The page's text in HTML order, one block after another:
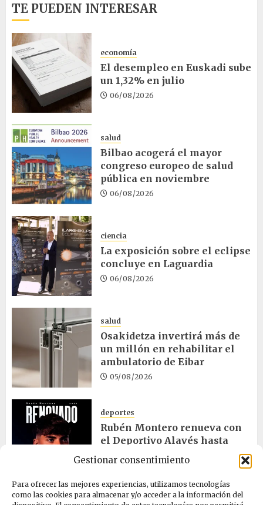
Gestionar consentimiento
Para ofrecer las mejores experiencias, utilizamos tecnologías
como las cookies para almacenar y/o acceder a la información del
TE PUEDEN INTERESAR
economía
El desempleo en Euskadi sube
un 1,32% en julio
06/08/2026
salud
Bilbao acogerá el mayor
congreso europeo de salud
pública en noviembre
06/08/2026
ciencia
La exposición sobre el eclipse
concluye en Laguardia
06/08/2026
salud
Osakidetza invertirá más de
un millón en rehabilitar el
ambulatorio de Eibar
05/08/2026
deportes
Rubén Montero renueva con
el Deportivo Alavés hasta